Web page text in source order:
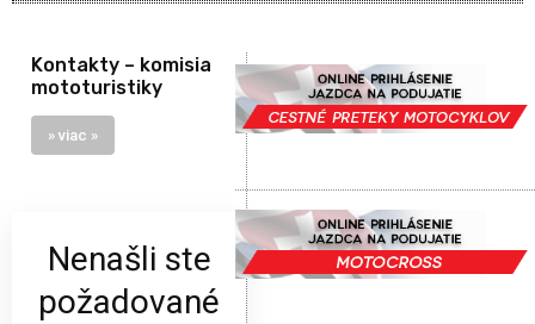
Kontakty – komisia
mototuristiky
» viac »
Nenašli ste
požadované